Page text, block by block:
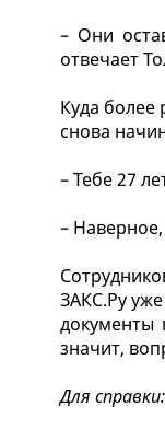
– Они
отвечает
Куда более
снова
– Тебе 27
–
ЗАКС.Ру
документы
значит,
Для справки: